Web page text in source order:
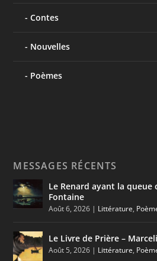
Contes
Nouvelles
Poèmes
MESSAGES RÉCENTS
Le Renard ayant la queue
Fontaine
Août 6, 2026 | Littérature,
Le Livre de Prière –
Août 5, 2026 | Littérature,